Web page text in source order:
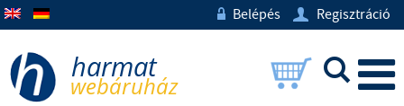
w Belépés U Regisztráció
L